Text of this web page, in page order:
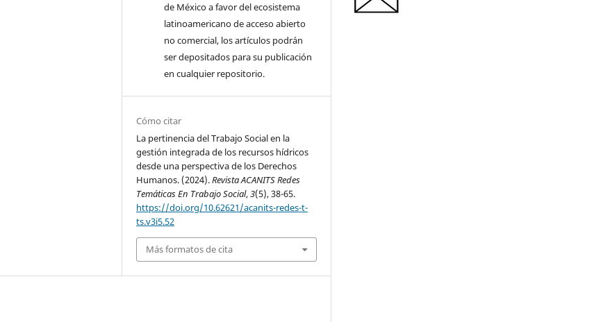
de México a favor del ecosistema
latinoamericano de acceso abierto
no comercial, los artículos podrán
ser depositados para su publicación
en cualquier repositorio.
Cómo citar
La pertinencia del Trabajo Social en la
gestión integrada de los recursos hídricos
desde una perspectiva de los Derechos
Humanos. (2024).Revista ACANITS Redes
Temáticas En Trabajo Social,3(5), 38-65.
https://doi.org/10.62621/acanits-redes-t-
ts.v3i5.52
Más formatos de cita